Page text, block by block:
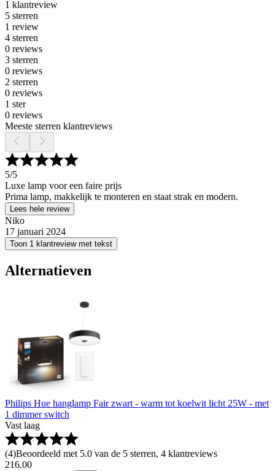
1 klantreview
5 sterren
1 review
4 sterren
0 reviews
3 sterren
0 reviews
2 sterren
0 reviews
1 ster
0 reviews
Meeste sterren klantreviews
5/5
Luxe lamp voor een faire prijs
Prima lamp, makkelijk te monteren en staat strak en modern.
Lees hele review
Niko
17 januari 2024
Toon 1 klantreview met tekst
Alternatieven
Philips Hue hanglamp Fair zwart - warm tot koelwit licht 25W - met
1 dimmer switch
Vast laag
(4)Beoordeeld met 5.0 van de 5 sterren, 4 klantreviews
216.00